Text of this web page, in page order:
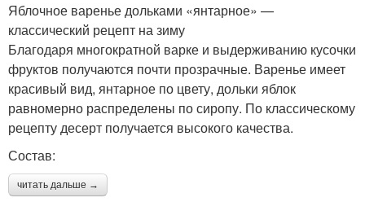
Яблочное варенье дольками «янтарное» —
классический рецепт на зиму
Благодаря многократной варке и выдерживанию кусочки
фруктов получаются почти прозрачные. Варенье имеет
красивый вид, янтарное по цвету, дольки яблок
равномерно распределены по сиропу. По классическому
рецепту десерт получается высокого качества.
Состав:
читать дальше →